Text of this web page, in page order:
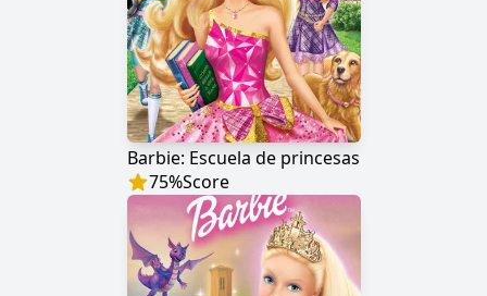
Barbie: Escuela de princesas
75%Score